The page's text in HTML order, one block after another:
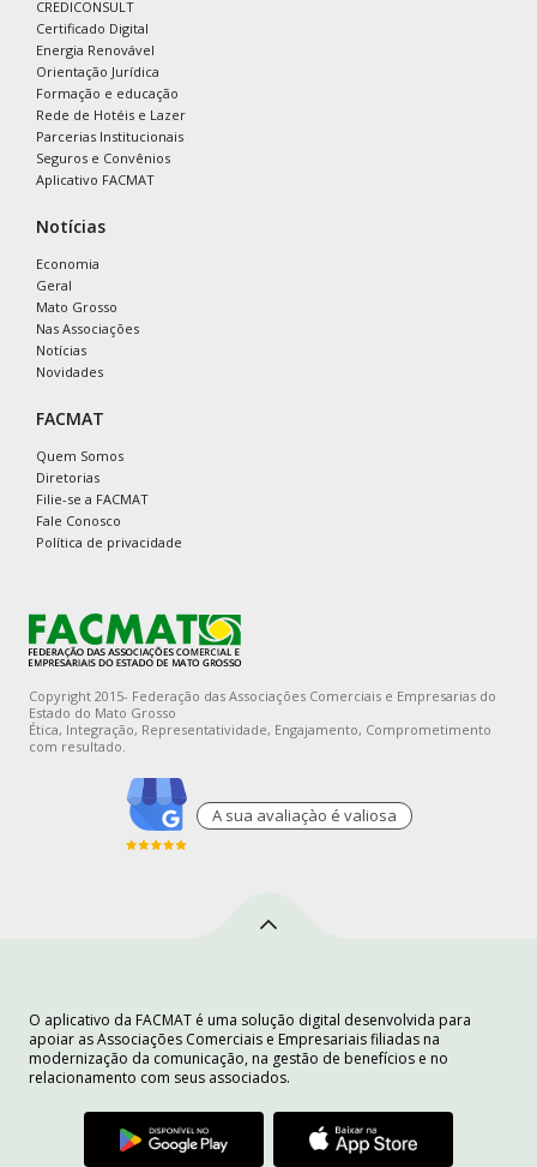
CREDICONSULT
Certificado Digital
Energia Renovável
Orientação Jurídica
Formação e educação
Rede de Hotéis e Lazer
Parcerias Institucionais
Seguros e Convênios
Aplicativo FACMAT
Notícias
Economia
Geral
Mato Grosso
Nas Associações
Notícias
Novidades
FACMAT
Quem Somos
Diretorias
Filie-se a FACMAT
Fale Conosco
Política de privacidade
Copyright 2015- Federação das Associações Comerciais e Empresarias do
Estado do Mato Grosso
Ética, Integração, Representatividade, Engajamento, Comprometimento
com resultado.
A sua avaliaçào é valiosa
O aplicativo da FACMAT é uma solução digital desenvolvida para
apoiar as Associações Comerciais e Empresariais filiadas na
modernização da comunicação, na gestão de benefícios e no
relacionamento com seus associados.